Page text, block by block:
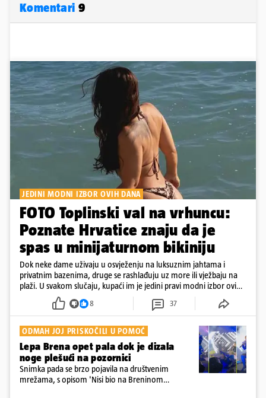
Komentari 9
JEDINI MODNI IZBOR OVIH DANA
FOTO Toplinski val na vrhuncu:
Poznate Hrvatice znaju da je
spas u minijaturnom bikiniju
Dok neke dame uživaju u osvježenju na luksuznim jahtama i
privatnim bazenima, druge se rashlađuju uz more ili vježbaju na
plaži. U svakom slučaju, kupaći im je jedini pravi modni izbor ovih
8 37
ODMAH JOJ PRISKOČILI U POMOĆ
Lepa Brena opet pala dok je dizala
noge plešući na pozornici
Snimka pada se brzo pojavila na društvenim
mrežama, s opisom 'Nisi bio na Breninom